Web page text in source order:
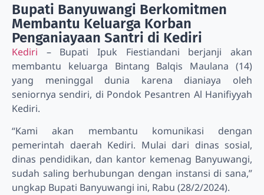
Bupati Banyuwangi Berkomitmen
Membantu Keluarga Korban
Penganiayaan Santri di Kediri
Kediri – Bupati Ipuk Fiestiandani berjanji akan
membantu keluarga Bintang Balqis Maulana (14)
yang meninggal dunia karena dianiaya oleh
seniornya sendiri, di Pondok Pesantren Al Hanifiyyah
Kediri.
“Kami akan membantu komunikasi dengan
pemerintah daerah Kediri. Mulai dari dinas sosial,
dinas pendidikan, dan kantor kemenag Banyuwangi,
sudah saling berhubungan dengan instansi di sana,”
ungkap Bupati Banyuwangi ini, Rabu (28/2/2024).